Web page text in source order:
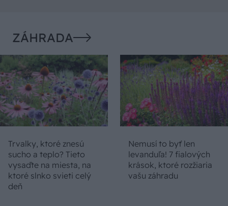
ZÁHRADA
Trvalky, ktoré znesú
sucho a teplo? Tieto
vysaďte na miesta, na
ktoré slnko svieti celý
deň
Nemusí to byť len
levanduľa! 7 fialových
krások, ktoré rozžiaria
vašu záhradu